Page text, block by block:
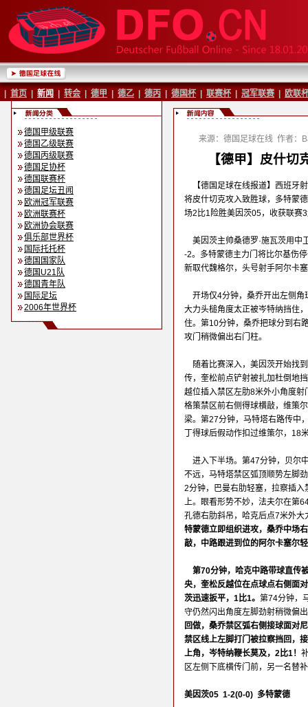
首页 新闻 转会 德甲 德乙 德丙 德国杯 联赛杯 冠军联赛 欧联
德国甲级联赛
德国乙级联赛
德国丙级联赛
德国足协杯
德国联赛杯
德国足坛丑闻
欧洲冠军联赛
欧洲联赛杯
欧洲协会联赛
俱乐部世界杯
国际托托杯
德国国家队
德国U21队
德国青年队
国际足坛
2006年世界杯
来源：德国足球在线 作者：
【德甲】皮什切
【德国足球在线报道】西班牙
将皮什切克攻入致胜球，多特蒙
场2比1险胜美因茨05，收获联赛
美因茨主帅桑德罗·施瓦茨用中
-2。多特蒙德主力门将比尔基伤
新取代魏格尔，头号射手阿尔卡
开场仅4分钟，桑乔开出左侧
大力头槌角度太正被岑特纳挡住
住。第10分钟，桑乔把球分到右
攻门稍微偏出右门柱。
随着比赛深入，美因茨开始找
传，奎松前点铲射被扎加杜倒地
越位插入禁区左肋8米外小角度
格策禁区前右侧得球横敲，维策
梁。第27分钟，马特塔右路传中
丁得球后假动作扣过维策尔，18
进入下半场。第47分钟，贝尔
不远，马特塔禁区弧顶顺势左脚
2分钟，巴曼右肋轻塞，拉察插
上。眼看形势不妙，法夫尔在第
孔德右肋斜吊，哈克后点7米外
特蒙德立即组织进攻，桑乔中场
敲，中路跟进到位的阿尔卡塞尔
第70分钟，哈克中路带球直传
央，奎松反越位在点球点右侧面
茨迅速扳平，1比1。 第74分钟，
守仍然闪出角度左脚劲射稍微偏
回做，桑乔禁区弧右侧接球面对
禁区线上左脚打门被拉察挡回，
上角，岑特纳鞭长莫及，2比1！
区左侧下底横传门前，另一名替
美因茨05 1-2(0-0) 多特蒙德